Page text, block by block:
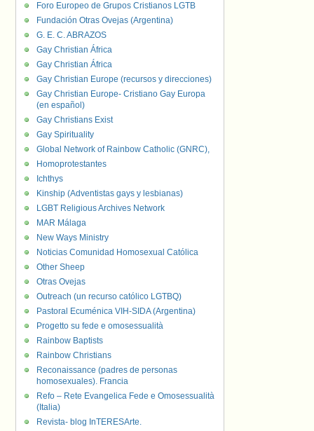
Foro Europeo de Grupos Cristianos LGTB
Fundación Otras Ovejas (Argentina)
G. E. C. ABRAZOS
Gay Christian África
Gay Christian África
Gay Christian Europe (recursos y direcciones)
Gay Christian Europe- Cristiano Gay Europa
(en español)
Gay Christians Exist
Gay Spirituality
Global Network of Rainbow Catholic (GNRC),
Homoprotestantes
Ichthys
Kinship (Adventistas gays y lesbianas)
LGBT Religious Archives Network
MAR Málaga
New Ways Ministry
Noticias Comunidad Homosexual Católica
Other Sheep
Otras Ovejas
Outreach (un recurso católico LGTBQ)
Pastoral Ecuménica VIH-SIDA (Argentina)
Progetto su fede e omosessualità
Rainbow Baptists
Rainbow Christians
Reconaissance (padres de personas
homosexuales). Francia
Refo – Rete Evangelica Fede e Omosessualità
(Italia)
Revista- blog InTERESArte.